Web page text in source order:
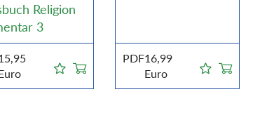
Religion
3
PDF16,99
Euro